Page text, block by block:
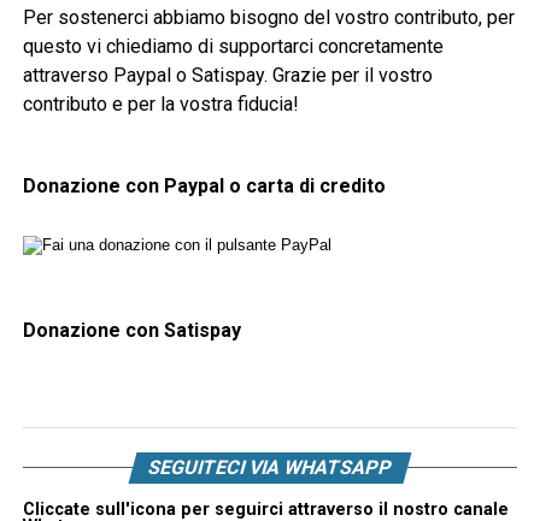
Per sostenerci abbiamo bisogno del vostro contributo, per
questo vi chiediamo di supportarci concretamente
attraverso Paypal o Satispay. Grazie per il vostro
contributo e per la vostra fiducia!
Donazione con Paypal o carta di credito
Donazione con Satispay
SEGUITECI VIA WHATSAPP
Cliccate sull'icona per seguirci attraverso il nostro canale